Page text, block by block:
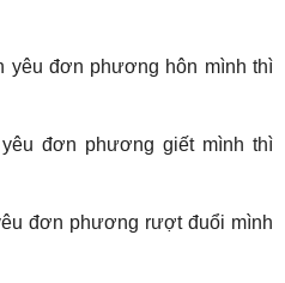
yêu đơn phương hôn mình thì
đơn phương giết mình thì
đơn phương rượt đuổi mình